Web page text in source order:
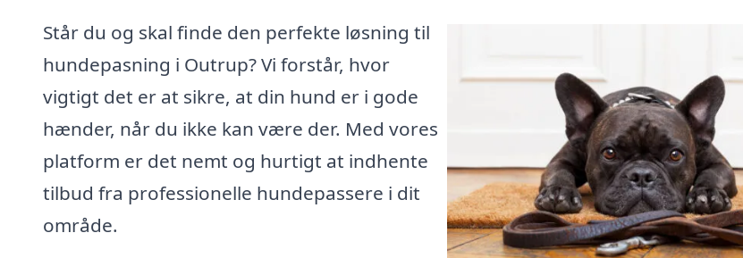
Står du og skal finde den perfekte løsning til
hundepasning i Outrup? Vi forstår, hvor
vigtigt det er at sikre, at din hund er i gode
hænder, når du ikke kan være der. Med vores
platform er det nemt og hurtigt at indhente
tilbud fra professionelle hundepassere i dit
område.